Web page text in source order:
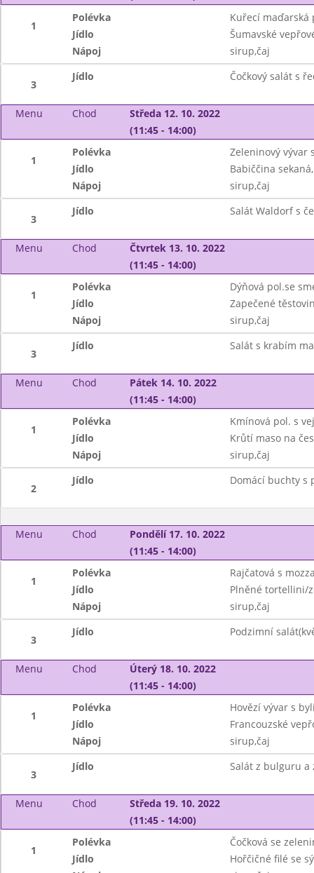
1
Polévka
Kuřecí maďarská
Jídlo
Šumavské
Nápoj
sirup,čaj
3
Jídlo Čočkový salát s
Menu Chod
Středa 12. 10. 2022
(11:45 - 14:00)
1
Polévka
Zeleninový vývar
Jídlo
Babiččina
Nápoj
sirup,čaj
3
Jídlo Salát Waldorf s
Menu Chod
Čtvrtek 13. 10. 2022
(11:45 - 14:00)
1
Polévka
Dýňová pol.se
Jídlo
Zapečené
Nápoj
sirup,čaj
3
Jídlo Salát s krabím
Menu Chod
Pátek 14. 10. 2022
(11:45 - 14:00)
1
Polévka
Kmínová pol. s
Jídlo
Krůtí maso na
Nápoj
sirup,čaj
2
Jídlo Domácí buchty s
Menu Chod
Pondělí 17. 10. 2022
(11:45 - 14:00)
1
Polévka
Rajčatová s
Jídlo
Plněné tortellini/
Nápoj
sirup,čaj
3
Jídlo Podzimní
Menu Chod
Úterý 18. 10. 2022
(11:45 - 14:00)
1
Polévka
Hovězí vývar s
Jídlo
Francouzské
Nápoj
sirup,čaj
3
Jídlo Salát z bulguru a
Menu Chod
Středa 19. 10. 2022
(11:45 - 14:00)
1
Polévka
Čočková se
Jídlo
Hořčičné filé se